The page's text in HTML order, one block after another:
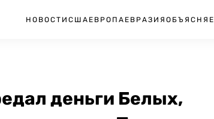
НОВОСТИ США ЕВРОПА ЕВРАЗИЯ
деньги Белых,